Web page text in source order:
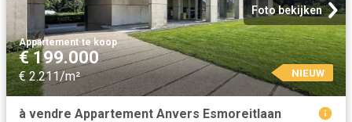
Foto bekijken
Appartement·te koop
€ 199.000
€ 2.211/m² NIEUW
à vendre Appartement Anvers Esmoreitlaan